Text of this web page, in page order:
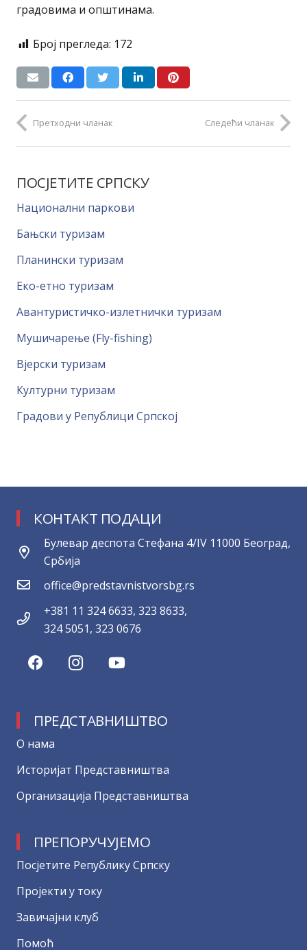
градовима и општинама.
Број прегледа: 172
Претходни чланак Следећи чланак
ПОСЈЕТИТЕ СРПСКУ
Национални паркови
Бањски туризам
Планински туризам
Еко-етно туризам
Авантуристичко-излетнички туризам
Мушичарење (Fly-fishing)
Вјерски туризам
Културни туризам
Градови у Републици Српској
КОНТАКТ ПОДАЦИ
Булевар деспота Стефана 4/IV 11000 Београд,
Србија
office@predstavnistvorsbg.rs
+381 11 324 6633, 323 8633,
324 5051, 323 0676
ПРЕДСТАВНИШТВО
О нама
Историјат Представништва
Организација Представништва
ПРЕПОРУЧУЈЕМО
Посјетите Републику Српску
Пројекти у току
Завичајни клуб
Помоћ